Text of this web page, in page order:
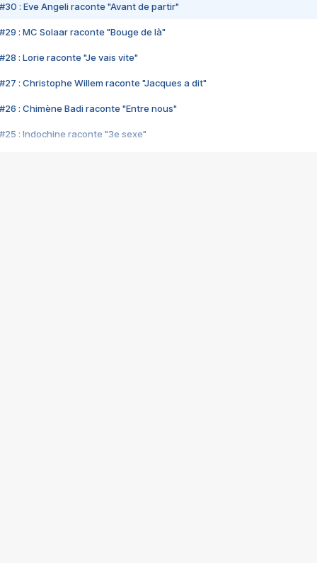
#30 : Eve Angeli raconte "Avant de partir"
#29 : MC Solaar raconte "Bouge de là"
#28 : Lorie raconte "Je vais vite"
#27 : Christophe Willem raconte "Jacques a dit"
#26 : Chimène Badi raconte "Entre nous"
#25 : Indochine raconte "3e sexe"